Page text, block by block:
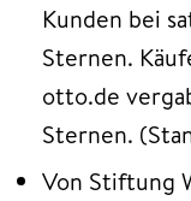
Kunden bei
Sternen.
otto.de
Sternen.
Von Stiftung